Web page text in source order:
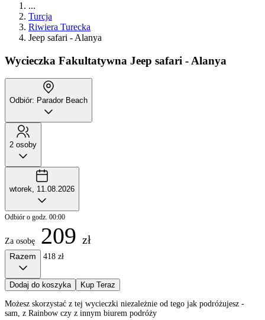
...
Turcja
Riwiera Turecka
Jeep safari - Alanya
Wycieczka Fakultatywna Jeep safari - Alanya
Odbiór: Parador Beach
2 osoby
wtorek, 11.08.2026
Odbiór o godz. 00:00
Za osobę 209 zł
Razem 418 zł
Dodaj do koszyka Kup Teraz
Możesz skorzystać z tej wycieczki niezależnie od tego jak podróżujesz -
sam, z Rainbow czy z innym biurem podróży